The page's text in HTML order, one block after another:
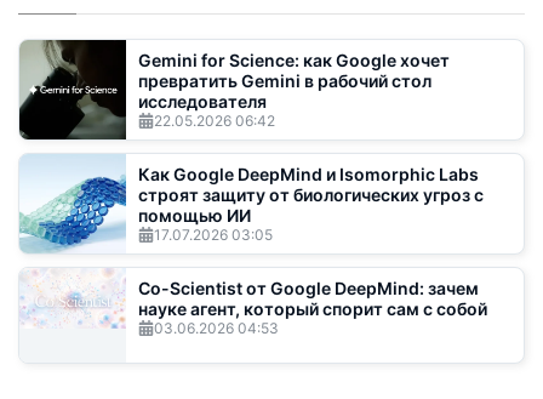
Gemini for Science: как Google хочет
превратить Gemini в рабочий стол
исследователя
22.05.2026 06:42
Как Google DeepMind и Isomorphic Labs
строят защиту от биологических угроз с
помощью ИИ
17.07.2026 03:05
Co-Scientist от Google DeepMind: зачем
науке агент, который спорит сам с собой
03.06.2026 04:53